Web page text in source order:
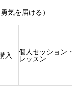
気を届ける）
入 個人セッション・
レッスン